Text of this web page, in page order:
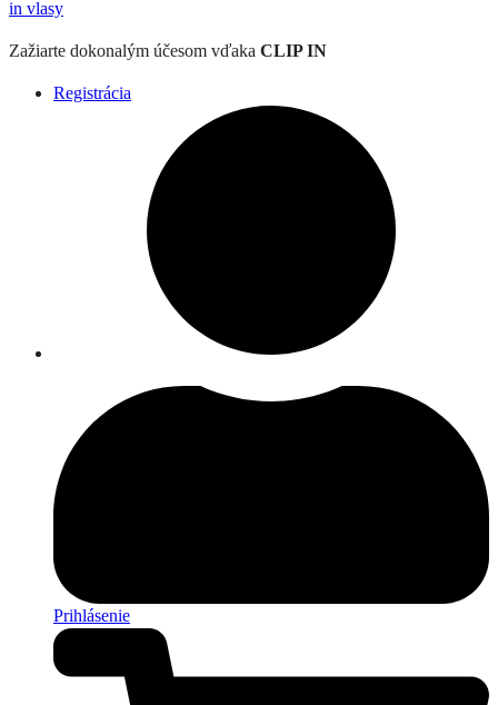
in vlasy
Zažiarte dokonalým účesom vďaka CLIP IN
Registrácia
Prihlásenie